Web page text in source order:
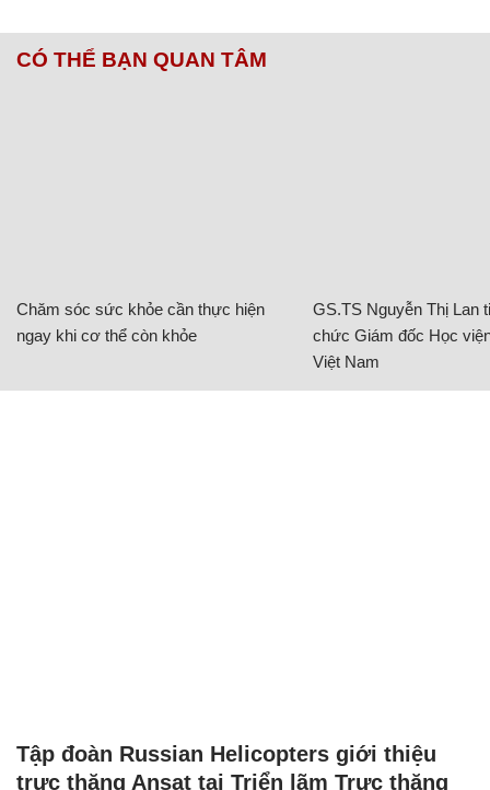
CÓ THỂ BẠN QUAN TÂM
Chăm sóc sức khỏe cần thực hiện
ngay khi cơ thể còn khỏe
GS.TS Nguyễn Thị Lan
chức Giám đốc Học
Việt Nam
Tập đoàn Russian Helicopters giới thiệu
trực thăng Ansat tại Triển lãm Trực thăng